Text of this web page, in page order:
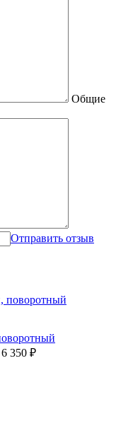
Общие
Отправить отзыв
6 350 ₽